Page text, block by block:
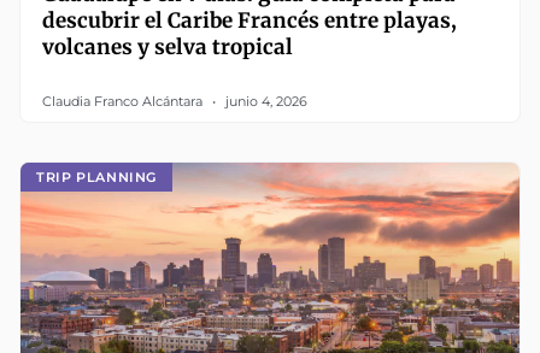
descubrir el Caribe Francés entre playas,
volcanes y selva tropical
Claudia Franco Alcántara junio 4, 2026
TRIP PLANNING